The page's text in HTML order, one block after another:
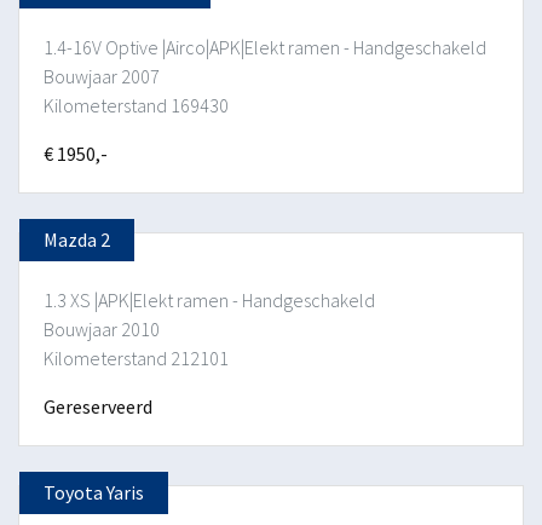
1.4-16V Optive |Airco|APK|Elekt ramen - Handgeschakeld
Bouwjaar 2007
Kilometerstand 169430
€ 1950,-
Mazda 2
1.3 XS |APK|Elekt ramen - Handgeschakeld
Bouwjaar 2010
Kilometerstand 212101
Gereserveerd
Toyota Yaris